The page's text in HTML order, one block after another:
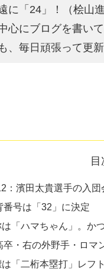
に「24」！（桧山進
心にブログを書いて
、毎日頑張って更
目
：濱田太貴選手の入団
番号は「32」に決定
「ハマちゃん」。か
卒・右の外野手・ロマ
は「二桁本塁打」レフ